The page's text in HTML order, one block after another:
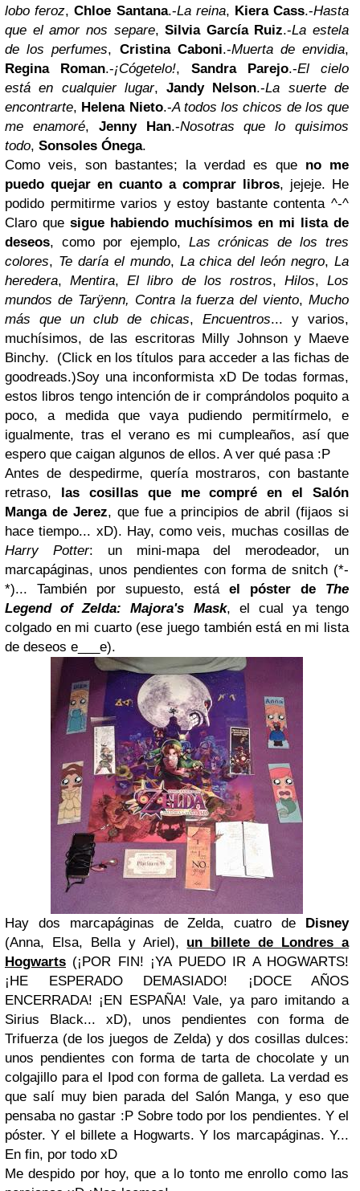
lobo feroz,Chloe Santana.-La reina, Kiera Cass.-Hasta
que el amor nos separe,Silvia García Ruiz.-La estela
de los perfumes, Cristina Caboni.-Muerta de envidia,
Regina Roman.-¡Cógetelo!, Sandra Parejo.-El cielo
está en cualquier lugar,Jandy Nelson.-La suerte de
encontrarte, Helena Nieto.-A todos los chicos de los que
me enamoré, Jenny Han.-Nosotras que lo quisimos
todo, Sonsoles Ónega.
Como veis, son bastantes; la verdad es que no me
puedo quejar en cuanto a comprar libros, jejeje. He
podido permitirme varios y estoy bastante contenta ^-^
Claro que sigue habiendo muchísimos en mi lista de
deseos, como por ejemplo, Las crónicas de los tres
colores, Te daría el mundo, La chica del león negro,La
heredera,Mentira,El libro de los rostros, Hilos, Los
mundos de Tarÿenn, Contra la fuerza del viento, Mucho
más que un club de chicas, Encuentros... y varios,
muchísimos, de las escritoras Milly Johnson y Maeve
Binchy. (Click en los títulos para acceder a las fichas de
goodreads.)Soy una inconformista xD De todas formas,
estos libros tengo intención de ir comprándolos poquito a
poco, a medida que vaya pudiendo permitírmelo, e
igualmente, tras el verano es mi cumpleaños, así que
espero que caigan algunos de ellos. A ver qué pasa :P
Antes de despedirme, quería mostraros, con bastante
retraso, las cosillas que me compré en el Salón
Manga de Jerez, que fue a principios de abril (fijaos si
hace tiempo... xD). Hay, como veis, muchas cosillas de
Harry Potter: un mini-mapa del merodeador, un
marcapáginas, unos pendientes con forma de snitch (*-
*)... También por supuesto, está el póster de The
Legend of Zelda: Majora's Mask, el cual ya tengo
colgado en mi cuarto (ese juego también está en mi lista
de deseos e___e).
Hay dos marcapáginas deZelda, cuatro de Disney
(Anna, Elsa, Bella y Ariel), un billete de Londres a
Hogwarts (¡POR FIN! ¡YA PUEDO IR A HOGWARTS!
¡HE ESPERADO DEMASIADO! ¡DOCE AÑOS
ENCERRADA! ¡EN ESPAÑA! Vale, ya paro imitando a
Sirius Black... xD), unos pendientes con forma de
Trifuerza (de los juegos de Zelda) y dos cosillas dulces:
unos pendientes con forma de tarta de chocolate y un
colgajillo para el Ipod con forma de galleta. La verdad es
que salí muy bien paradadel Salón Manga, y eso que
pensaba no gastar :P Sobre todo por los pendientes. Y el
póster. Y el billete a Hogwarts. Y los marcapáginas. Y...
En fin, por todo xD
Me despido por hoy, que a lo tonto me enrollo como las